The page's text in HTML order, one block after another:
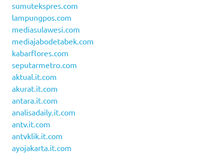
sumutekspres.com
lampungpos.com
mediasulawesi.com
mediajabodetabek.com
kabarflores.com
seputarmetro.com
aktual.it.com
akurat.it.com
antara.it.com
analisadaily.it.com
antv.it.com
antvklik.it.com
ayojakarta.it.com